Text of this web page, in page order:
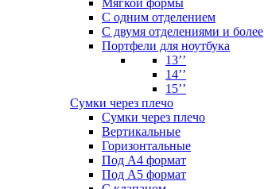
Мягкой формы
С одним отделением
С двумя отделениями и более
Портфели для ноутбука
13’’
14’’
15’’
Сумки через плечо
Сумки через плечо
Вертикальные
Горизонтальные
Под А4 формат
Под А5 формат